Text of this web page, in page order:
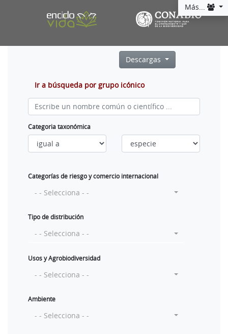
Más...
Descargas
Ir a búsqueda por grupo icónico
Categoria taxonómica
Categorías de riesgo y comercio internacional
- - Selecciona - -
Tipo de distribución
- - Selecciona - -
Usos y Agrobiodiversidad
- - Selecciona - -
Ambiente
- - Selecciona - -